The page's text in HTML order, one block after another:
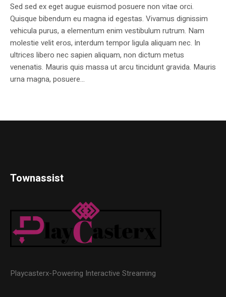
Sed sed ex eget augue euismod posuere non vitae orci.
Quisque bibendum eu magna id egestas. Vivamus dignissim
vehicula purus, a elementum enim vestibulum rutrum. Nam
molestie velit eros, interdum tempor ligula aliquam nec. In
ultrices libero nec sapien aliquam, non dictum metus
venenatis. Mauris quis massa ut arcu tincidunt gravida. Mauris
urna magna, posuere...
Townassist
Playcasterx-Powering Interactive Streaming